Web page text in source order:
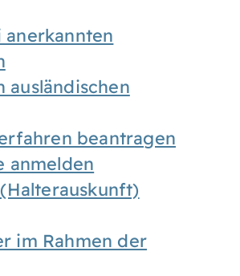
anerkannten
ausländischen
beantragen
anmelden
im Rahmen der